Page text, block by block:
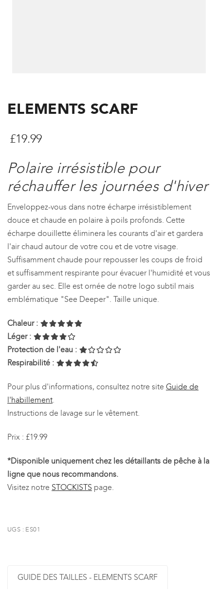
ELEMENTS SCARF
£19.99
Polaire irrésistible pour
réchauffer les journées d'hiver
Enveloppez-vous dans notre écharpe irrésistiblement
douce et chaude en polaire à poils profonds. Cette
écharpe douillette éliminera les courants d'air et gardera
l'air chaud autour de votre cou et de votre visage.
Suffisamment chaude pour repousser les coups de froid
et suffisamment respirante pour évacuer l'humidité et vous
garder au sec. Elle est ornée de notre logo subtil mais
emblématique "See Deeper". Taille unique.
Chaleur :
Léger :
Protection de l'eau :
Respirabilité :
Pour plus d'informations, consultez notre site Guide de
l'habillement
Instructions de lavage sur le vêtement.
Prix : £19.99
*Disponible uniquement chez les détaillants de pêche à la
ligne que nous recommandons.
Visitez notre STOCKISTS page.
UGS : ES01
GUIDE DES TAILLES - ELEMENTS SCARF